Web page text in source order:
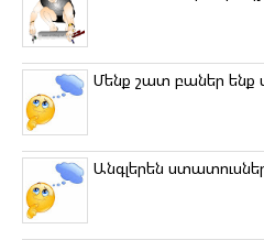
Մենք շատ բաներ ենք
Անգլերեն